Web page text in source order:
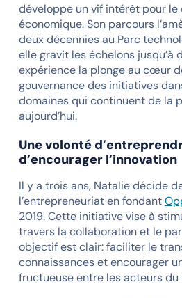
développe un vif intérêt pour
économique. Son parcours
deux décennies au Parc
elle gravit les échelons jusqu’à
expérience la plonge au cœur
gouvernance des initiatives
domaines qui continuent de la
aujourd’hui.
Une volonté
d’encourager l’innovation
Il y a trois ans, Natalie décide
l’entrepreneuriat en fondant
2019. Cette initiative vise à
travers la collaboration et le
objectif est clair: faciliter le
connaissances et encourager
fructueuse entre les acteurs du